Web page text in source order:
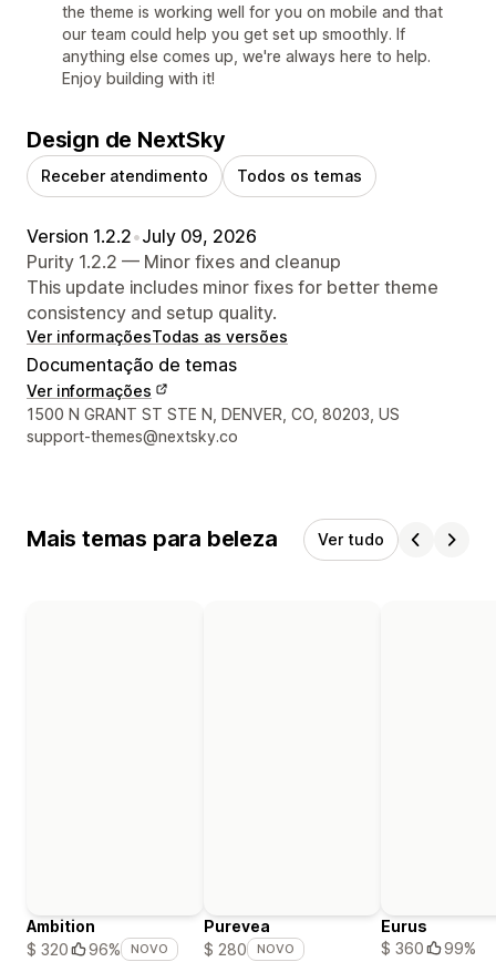
the theme is working well for you on mobile and that
our team could help you get set up smoothly. If
anything else comes up, we're always here to help.
Enjoy building with it!
Design de NextSky
Receber atendimento Todos os temas
Version 1.2.2•July 09, 2026
Purity 1.2.2 — Minor fixes and cleanup
This update includes minor fixes for better theme
consistency and setup quality.
Ver informaçõesTodas as versões
Documentação de temas
Ver informações
Informações de contato do designer
1500 N GRANT ST STE N, DENVER, CO, 80203, US
support-themes@nextsky.co
Mais temas para beleza Ver tudo
Ambition
$ 320
96% NOVO
Purevea
$ 280
NOVO
Eurus
$ 360
99%